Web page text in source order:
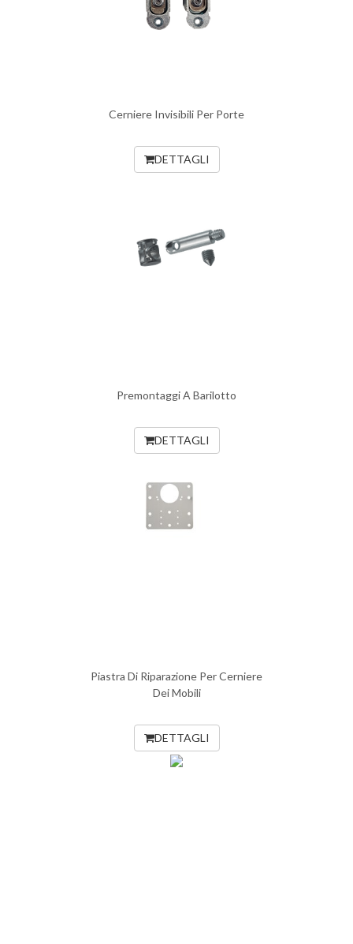
Cerniere Invisibili Per Porte
DETTAGLI
Premontaggi A Barilotto
DETTAGLI
Piastra Di Riparazione Per Cerniere
Dei Mobili
DETTAGLI